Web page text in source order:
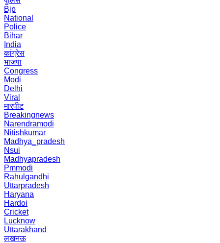
Bjp
National
Police
Bihar
India
कांग्रेस
भाजपा
Congress
Modi
Delhi
Viral
मारपीट
Breakingnews
Narendramodi
Nitishkumar
Madhya_pradesh
Nsui
Madhyapradesh
Pmmodi
Rahulgandhi
Uttarpradesh
Haryana
Hardoi
Cricket
Lucknow
Uttarakhand
लखनऊ